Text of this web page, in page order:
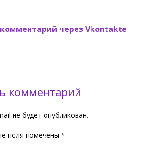
через Vkontakte
комментарий
не будет опубликован.
поля помечены *